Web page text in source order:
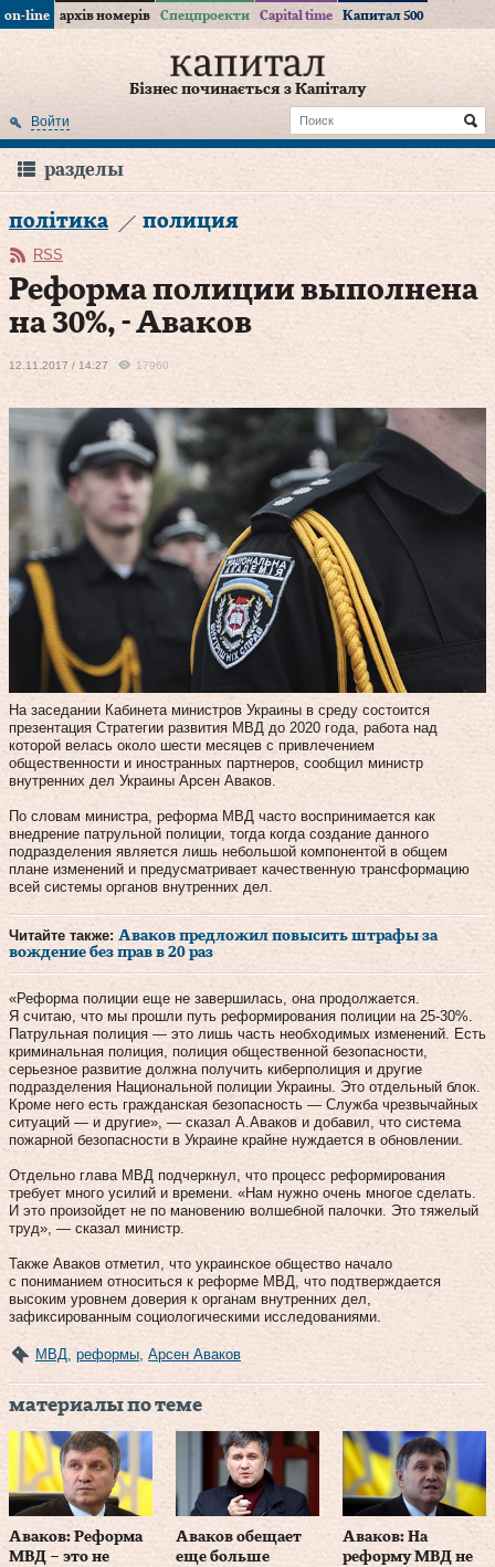
on-line архів номерів Спецпроекти Capital time Капитал 500
Бізнес починається з Капіталу
Войти
разделы
політика полиция
RSS
Реформа полиции выполнена
на 30%, - Аваков
12.11.2017 / 14:27 17960
На заседании Кабинета министров Украины в среду состоится
презентация Стратегии развития МВД до 2020 года, работа над
которой велась около шести месяцев с привлечением
общественности и иностранных партнеров, сообщил министр
внутренних дел Украины Арсен Аваков.
По словам министра, реформа МВД часто воспринимается как
внедрение патрульной полиции, тогда когда создание данного
подразделения является лишь небольшой компонентой в общем
плане изменений и предусматривает качественную трансформацию
всей системы органов внутренних дел.
Читайте также: Аваков предложил повысить штрафы за
вождение без прав в 20 раз
«Реформа полиции еще не завершилась, она продолжается.
Я считаю, что мы прошли путь реформирования полиции на 25-30%.
Патрульная полиция — это лишь часть необходимых изменений. Есть
криминальная полиция, полиция общественной безопасности,
серьезное развитие должна получить киберполиция и другие
подразделения Национальной полиции Украины. Это отдельный блок.
Кроме него есть гражданская безопасность — Служба чрезвычайных
ситуаций — и другие», — сказал А.Аваков и добавил, что система
пожарной безопасности в Украине крайне нуждается в обновлении.
Отдельно глава МВД подчеркнул, что процесс реформирования
требует много усилий и времени. «Нам нужно очень многое сделать.
И это произойдет не по мановению волшебной палочки. Это тяжелый
труд», — сказал министр.
Также Аваков отметил, что украинское общество начало
с пониманием относиться к реформе МВД, что подтверждается
высоким уровнем доверия к органам внутренних дел,
зафиксированным социологическими исследованиями.
МВД реформы Арсен Аваков
материалы по теме
Аваков: Реформа
МВД – это не
Аваков обещает
еще больше
Аваков: На
реформу МВД не